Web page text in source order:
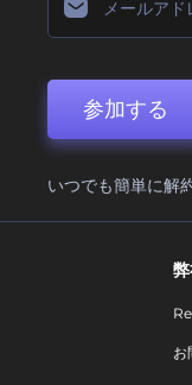
参加する
いつでも簡単に解
お